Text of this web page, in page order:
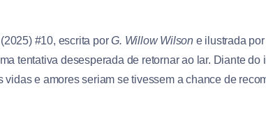
(2025) #10, escrita porG. Willow Wilson e ilustrada por
tentativa desesperada de retornar ao lar. Diante
e amores seriam se tivessem a chance de